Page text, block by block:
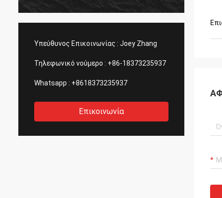
Υπεύθυνος Επικοινωνίας : Joey Zhang
Τηλεφωνικό νούμερο : +86-18373235937
Whatsapp : +8618373235937
Επικοινωνία